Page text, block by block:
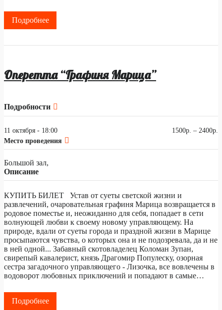
Подробнее
Оперетта “Графиня Марица”
Подробности
11 октября - 18:00
1500р. – 2400р.
Место проведения
Большой зал,
Описание
КУПИТЬ БИЛЕТ Устав от суеты светской жизни и
развлечений, очаровательная графиня Марица возвращается в
родовое поместье и, неожиданно для себя, попадает в сети
волнующей любви к своему новому управляющему. На
природе, вдали от суеты города и праздной жизни в Марице
просыпаются чувства, о которых она и не подозревала, да и не
в ней одной... Забавный скотовладелец Коломан Зупан,
свирепый кавалерист, князь Драгомир Популеску, озорная
сестра загадочного управляющего - Лизочка, все вовлечены в
водоворот любовных приключений и попадают в самые…
Подробнее